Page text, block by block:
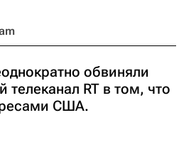
обвиняли
телеканал RT в том, что
США.